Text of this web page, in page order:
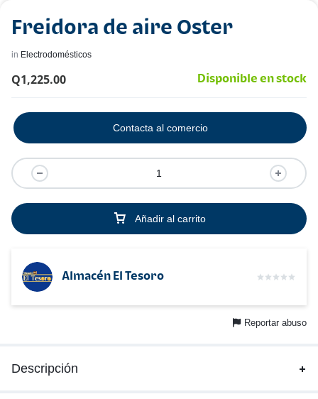
Freidora de aire Oster
in Electrodomésticos
Q1,225.00 Disponible en stock
Añadir al carrito
Contacta al comercio
Almacén El Tesoro
Reportar abuso
Descripción